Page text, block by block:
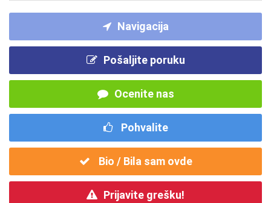
Navigacija
Pošaljite poruku
Ocenite nas
Pohvalite
Bio / Bila sam ovde
Prijavite grešku!